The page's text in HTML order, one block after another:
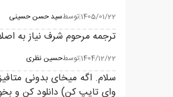
1405/01/22
|توسطسید حسن حسینی
ترجمه مرحوم شرف نیاز به
1404/12/22
|توسطحسین نظری
سلام. اگه میخای بدونی
وای تایپ کن) دانلود کن و